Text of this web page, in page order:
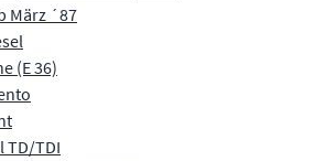
März ´87
(E 36)
TD/TDI